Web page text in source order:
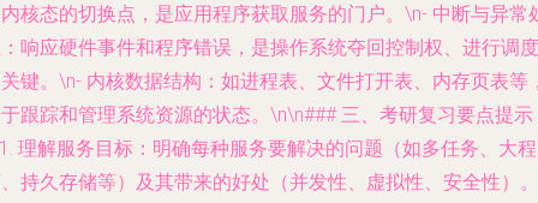
核态的切换点，是应用程序获取服务的门户。\n- 中断与异常
：响应硬件事件和程序错误，是操作系统夺回控制权、进行调度
键。\n- 内核数据结构 ：如进程表、文件打开表、内存页表等
跟踪和管理系统资源的状态。\n\n### 三、考研复习要点提示
理解服务目标 ：明确每种服务要解决的问题（如多任务、大程
持久存储等）及其带来的好处（并发性、虚拟性、安全性）。